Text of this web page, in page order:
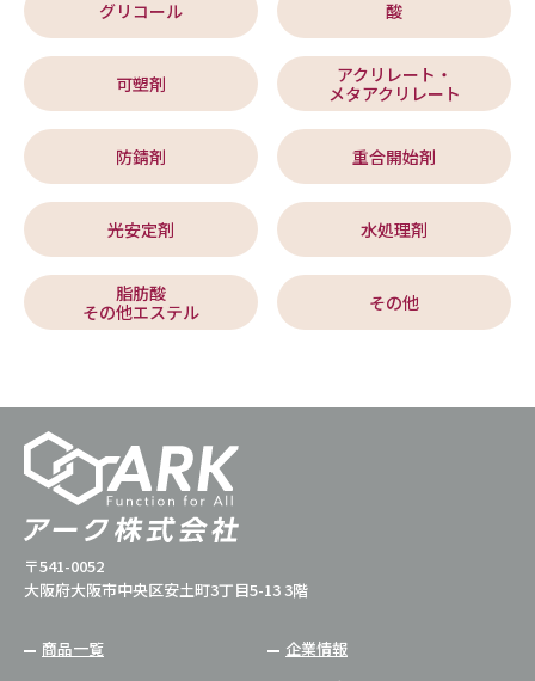
グリコール 酸
可塑剤
アクリレート・
メタアクリレート
防錆剤 重合開始剤
光安定剤 水処理剤
脂肪酸
その他エステル
その他
〒541-0052
大阪府大阪市中央区安土町3丁目5-13 3階
商品一覧
企業情報